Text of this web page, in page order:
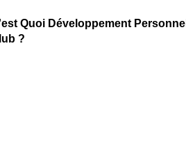
Quoi Développement Personnel
?